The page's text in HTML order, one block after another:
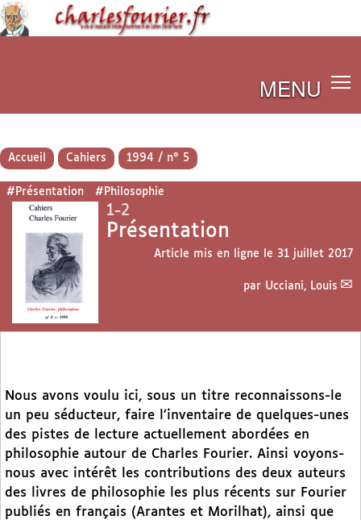
MENU
Accueil Cahiers 1994 / n° 5
#Présentation #Philosophie
1-2
Présentation
Article mis en ligne le 31 juillet 2017
par Ucciani, Louis
Nous avons voulu ici, sous un titre reconnaissons-le
un peu séducteur, faire l’inventaire de quelques-unes
des pistes de lecture actuellement abordées en
philosophie autour de Charles Fourier. Ainsi voyons-
nous avec intérêt les contributions des deux auteurs
des livres de philosophie les plus récents sur Fourier
publiés en français (Arantes et Morilhat), ainsi que